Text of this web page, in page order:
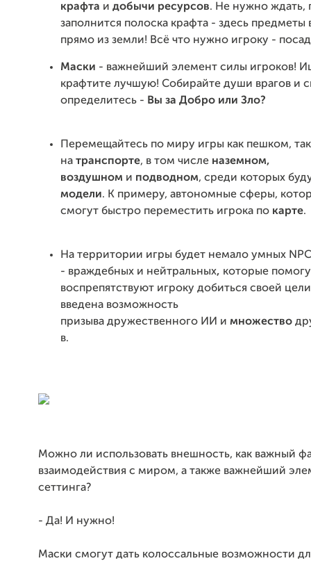
крафта и добычи ресурсов. Не нужно ждать,
заполнится полоска крафта - здесь предметы
прямо из земли! Всё что нужно игроку -
Маски - важнейший элемент силы игроков!
крафтите лучшую! Собирайте души врагов и
определитесь - Вы за Добро или Зло?
Перемещайтесь по миру игры как пешком,
на транспорте, в том числе наземном,
воздушном и подводном, среди которых
модели. К примеру, автономные сферы,
смогут быстро переместить игрока по карте.
На территории игры будет немало умных NPC
- враждебных и нейтральных, которые
воспрепятствуют игроку добиться своей
введена возможность
призыва дружественного ИИ и множество
в.
Можно ли использовать внешность, как важный
взаимодействия с миром, а также важнейший
сеттинга?
- Да! И нужно!
Маски смогут дать колоссальные возможности